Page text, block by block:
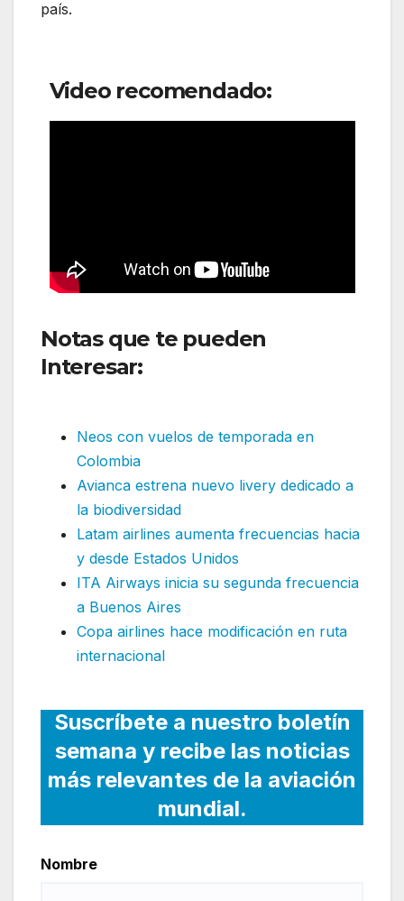
país.
Video recomendado:
Notas que te pueden
Interesar:
Neos con vuelos de temporada en
Colombia
Avianca estrena nuevo livery dedicado a
la biodiversidad
Latam airlines aumenta frecuencias hacia
y desde Estados Unidos
ITA Airways inicia su segunda frecuencia
a Buenos Aires
Copa airlines hace modificación en ruta
internacional
Suscríbete a nuestro boletín
semana y recibe las noticias
más relevantes de la aviación
mundial.
Nombre